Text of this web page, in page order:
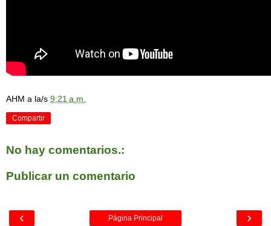
AHM a la/s 9:21 a.m.
Compartir
No hay comentarios.:
Publicar un comentario
‹ ›
Página Principal